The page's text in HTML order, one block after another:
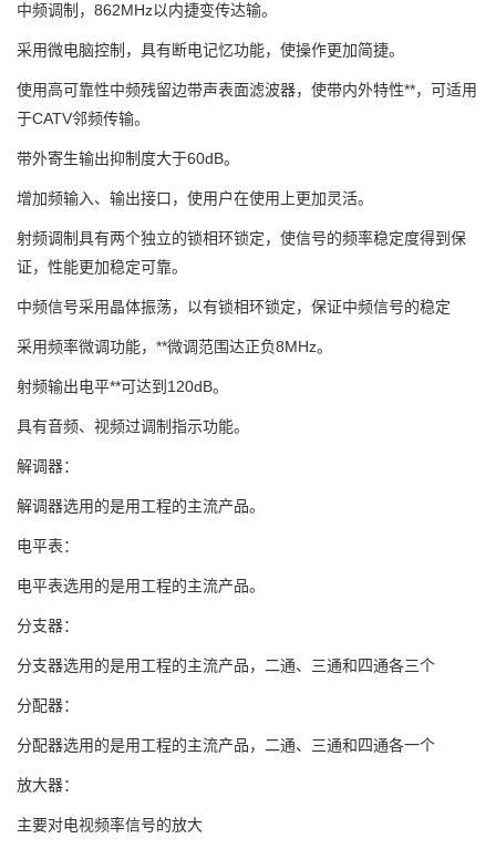
中频调制，862MHz以内捷变传达输。
采用微电脑控制，具有断电记忆功能，使操作更加简捷。
使用高可靠性中频残留边带声表面滤波器，使带内外特性**，可适用
于CATV邻频传输。
带外寄生输出抑制度大于60dB。
增加频输入、输出接口，使用户在使用上更加灵活。
射频调制具有两个独立的锁相环锁定，使信号的频率稳定度得到保
证，性能更加稳定可靠。
中频信号采用晶体振荡，以有锁相环锁定，保证中频信号的稳定
采用频率微调功能，**微调范围达正负8MHz。
射频输出电平**可达到120dB。
具有音频、视频过调制指示功能。
解调器：
解调器选用的是用工程的主流产品。
电平表：
电平表选用的是用工程的主流产品。
分支器：
分支器选用的是用工程的主流产品，二通、三通和四通各三个
分配器：
分配器选用的是用工程的主流产品，二通、三通和四通各一个
放大器：
主要对电视频率信号的放大